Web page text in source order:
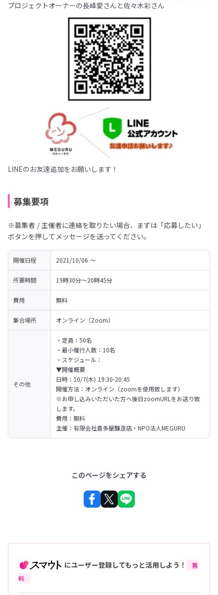
プロジェクトオーナーの長峰愛さんと佐々木彩さん
LINEのお友達追加をお願いします！
募集要項
※募集者 / 主催者に連絡を取りたい場合、まずは「応募したい」
ボタンを押してメッセージを送ってください。
開催日程 2021/10/06 〜
所要時間 19時30分～20時45分
費用 無料
集合場所 オンライン（Zoom）
その他
・定員：50名
・最小催行人数：10名
・スケジュール：
▼開催概要
日時：10/7(木) 19:30-20:45
開催方法：オンライン（zoomを使用致します）
※お申し込みいただいた方へ後日zoomURLをお送り致
します。
費用：無料
主催：有限会社喜多屋醸造店・NPO法人MEGURU
このページをシェアする
にユーザー登録してもっと活用しよう！
無
料